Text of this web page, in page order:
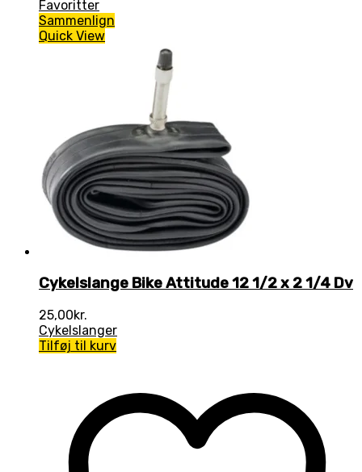
Favoritter
Sammenlign
Quick View
Cykelslange Bike Attitude 12 1/2 x 2 1/4 Dv
25,00kr.
Cykelslanger
Tilføj til kurv